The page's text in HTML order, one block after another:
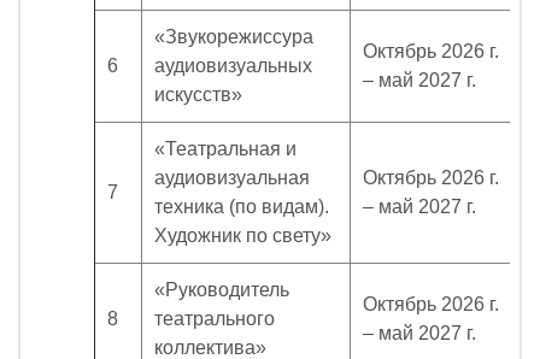
6
«Звукорежиссура
аудиовизуальных
искусств»
Октябрь 2026 г.
– май 2027 г.
7
«Театральная и
аудиовизуальная
техника (по видам).
Художник по свету»
Октябрь 2026 г.
– май 2027 г.
8
«Руководитель
театрального
коллектива»
Октябрь 2026 г.
– май 2027 г.